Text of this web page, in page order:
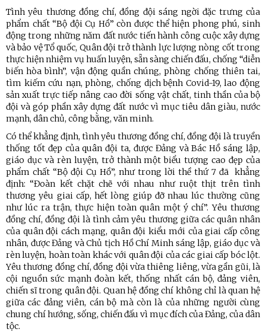
Tình yêu thương đồng chí, đồng đội sáng ngời đặc trưng của
phẩm chất “Bộ đội Cụ Hồ” còn được thể hiện phong phú, sinh
động trong những năm đất nước tiến hành công cuộc xây dựng
và bảo vệ Tổ quốc, Quân đội trở thành lực lượng nòng cốt trong
thực hiện nhiệm vụ huấn luyện, sẵn sàng chiến đấu, chống “diễn
biến hòa bình”, vận động quần chúng, phòng chống thiên tai,
tìm kiếm cứu nạn, phòng, chống dịch bệnh Covid-19, lao động
sản xuất trực tiếp nâng cao đời sống vật chất, tinh thần của bộ
đội và góp phần xây dựng đất nước vì mục tiêu dân giàu, nước
mạnh, dân chủ, công bằng, văn minh.
Có thể khẳng định, tình yêu thương đồng chí, đồng đội là truyền
thống tốt đẹp của quân đội ta, được Đảng và Bác Hồ sáng lập,
giáo dục và rèn luyện, trở thành một biểu tượng cao đẹp của
phẩm chất “Bộ đội Cụ Hồ”, như trong lời thề thứ 7 đã khẳng
định: “Đoàn kết chặt chẽ với nhau như ruột thịt trên tình
thương yêu giai cấp, hết lòng giúp đỡ nhau lúc thường cũng
như lúc ra trận, thực hiện toàn quân một ý chí”. Yêu thương
đồng chí, đồng đội là tình cảm yêu thương giữa các quân nhân
của quân đội cách mạng, quân đội kiểu mới của giai cấp công
nhân, được Đảng và Chủ tịch Hồ Chí Minh sáng lập, giáo dục và
rèn luyện, hoàn toàn khác với quân đội của các giai cấp bóc lột.
Yêu thương đồng chí, đồng đội vừa thiêng liêng, vừa gần gũi, là
cội nguồn sức mạnh đoàn kết, thống nhất cán bộ, đảng viên,
chiến sĩ trong quân đội. Quan hệ đồng chí không chỉ là quan hệ
giữa các đảng viên, cán bộ mà còn là của những người cùng
chung chí hướng, sống, chiến đấu vì mục đích của Đảng, của dân
tộc.